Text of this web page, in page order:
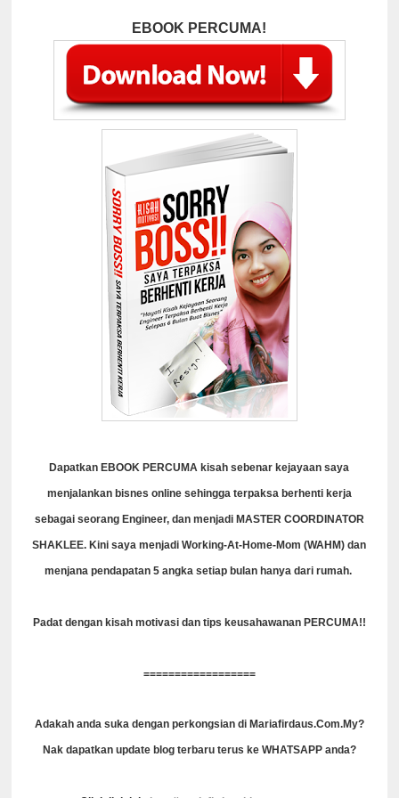
EBOOK PERCUMA!
Dapatkan EBOOK PERCUMA kisah sebenar kejayaan saya
menjalankan bisnes online sehingga terpaksa berhenti kerja
sebagai seorang Engineer, dan menjadi MASTER COORDINATOR
SHAKLEE. Kini saya menjadi Working-At-Home-Mom (WAHM) dan
menjana pendapatan 5 angka setiap bulan hanya dari rumah.
Padat dengan kisah motivasi dan tips keusahawanan PERCUMA!!
==================
Adakah anda suka dengan perkongsian di Mariafirdaus.Com.My?
Nak dapatkan update blog terbaru terus ke WHATSAPP anda?